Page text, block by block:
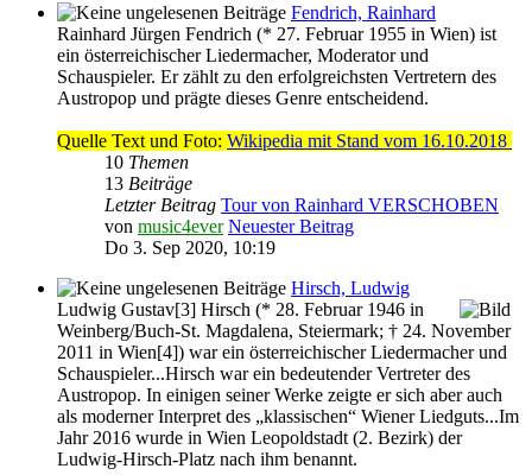
Fendrich, Rainhard
Rainhard Jürgen Fendrich (* 27. Februar 1955 in Wien) ist
ein österreichischer Liedermacher, Moderator und
Schauspieler. Er zählt zu den erfolgreichsten Vertretern des
Austropop und prägte dieses Genre entscheidend.
Quelle Text und Foto: Wikipedia mit Stand vom 16.10.2018
10 Themen
13 Beiträge
Letzter Beitrag Tour von Rainhard VERSCHOBEN
von music4ever Neuester Beitrag
Do 3. Sep 2020, 10:19
Hirsch, Ludwig
Ludwig Gustav[3] Hirsch (* 28. Februar 1946 in
Weinberg/Buch-St. Magdalena, Steiermark; † 24. November
2011 in Wien[4]) war ein österreichischer Liedermacher und
Schauspieler...Hirsch war ein bedeutender Vertreter des
Austropop. In einigen seiner Werke zeigte er sich aber auch
als moderner Interpret des „klassischen“ Wiener Liedguts...Im
Jahr 2016 wurde in Wien Leopoldstadt (2. Bezirk) der
Ludwig-Hirsch-Platz nach ihm benannt.